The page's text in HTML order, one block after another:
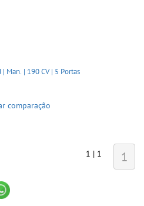
Man. | 190 CV | 5 Portas
comparação
1 | 1 1